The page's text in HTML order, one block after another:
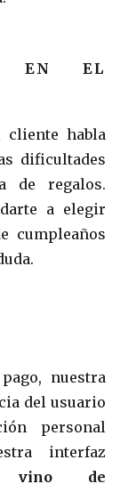
EN EL
cliente habla
dificultades
de regalos.
a elegir
cumpleaños
nuestra
del usuario
personal
interfaz
vino de